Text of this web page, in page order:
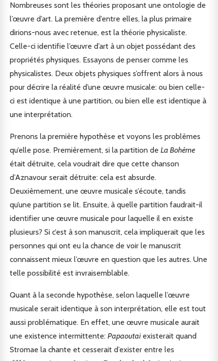
Nombreuses sont les théories proposant une ontologie de
l’œuvre d’art. La première d’entre elles, la plus primaire
dirions-nous avec retenue, est la théorie physicaliste.
Celle-ci identifie l’œuvre d’art à un objet possédant des
propriétés physiques. Essayons de penser comme les
physicalistes. Deux objets physiques s’offrent alors à nous
pour décrire la réalité d’une œuvre musicale: ou bien celle-
ci est identique à une partition, ou bien elle est identique à
une interprétation.
Prenons la première hypothèse et voyons les problèmes
qu’elle pose. Premièrement, si la partition de La Bohème
était détruite, cela voudrait dire que cette chanson
d’Aznavour serait détruite: cela est absurde.
Deuxièmement, une œuvre musicale s’écoute, tandis
qu’une partition se lit. Ensuite, à quelle partition faudrait-il
identifier une œuvre musicale pour laquelle il en existe
plusieurs? Si c’est à son manuscrit, cela impliquerait que les
personnes qui ont eu la chance de voir le manuscrit
connaissent mieux l’œuvre en question que les autres. Une
telle possibilité est invraisemblable.
Quant à la seconde hypothèse, selon laquelle l’œuvre
musicale serait identique à son interprétation, elle est tout
aussi problématique. En effet, une œuvre musicale aurait
une existence intermittente: Papaoutaiexisterait quand
Stromae la chante et cesserait d’exister entre les